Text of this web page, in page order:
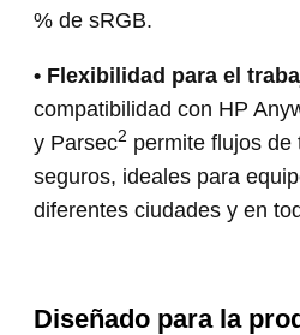
% de sRGB.
• Flexibilidad para el
compatibilidad con HP
y Parsec2 permite flujos de
seguros, ideales para
diferentes ciudades y en
Diseñado para la